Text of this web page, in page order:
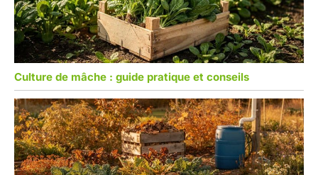
Culture de mâche : guide pratique et conseils